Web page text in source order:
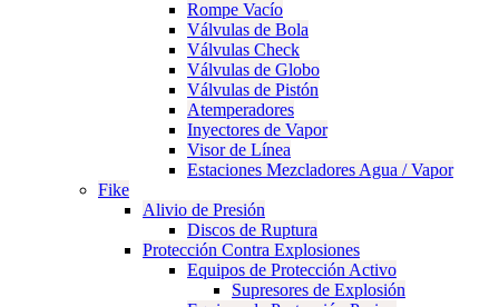
Rompe Vacío
Válvulas de Bola
Válvulas Check
Válvulas de Globo
Válvulas de Pistón
Atemperadores
Inyectores de Vapor
Visor de Línea
Estaciones Mezcladores Agua / Vapor
Fike
Alivio de Presión
Discos de Ruptura
Protección Contra Explosiones
Equipos de Protección Activo
Supresores de Explosión